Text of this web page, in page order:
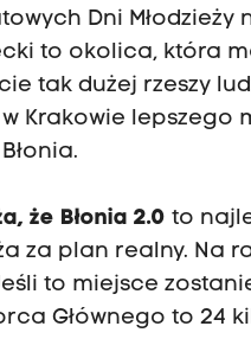
Dni Młodzieży
to okolica, która
tak dużej rzeszy
Krakowie lepszego
że Błonia 2.0 to
za plan realny. Na
to miejsce
Głównego to 24